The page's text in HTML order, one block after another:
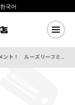
한국어
【新発売】 ちょこっとコメント！ ルーズリーフミニ。 マルマン社より。